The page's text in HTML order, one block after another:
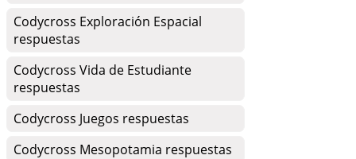
Codycross Exploración Espacial
respuestas
Codycross Vida de Estudiante
respuestas
Codycross Juegos respuestas
Codycross Mesopotamia respuestas